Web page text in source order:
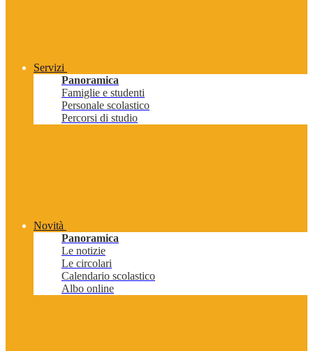
Servizi
Panoramica
Famiglie e studenti
Personale scolastico
Percorsi di studio
Novità
Panoramica
Le notizie
Le circolari
Calendario scolastico
Albo online